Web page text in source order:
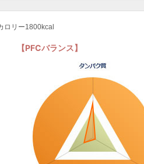
ロリー1800kcal
【PFCバランス】